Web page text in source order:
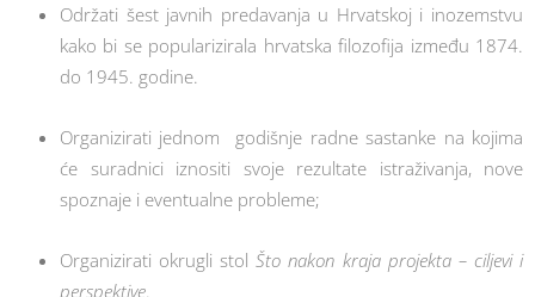
Održati šest javnih predavanja u Hrvatskoj i inozemstvu
kako bi se popularizirala hrvatska filozofija između 1874.
do 1945. godine.
Organizirati jednom godišnje radne sastanke na kojima
će suradnici iznositi svoje rezultate istraživanja, nove
spoznaje i eventualne probleme;
Organizirati okrugli stol Što nakon kraja projekta – ciljevi i
perspektive.